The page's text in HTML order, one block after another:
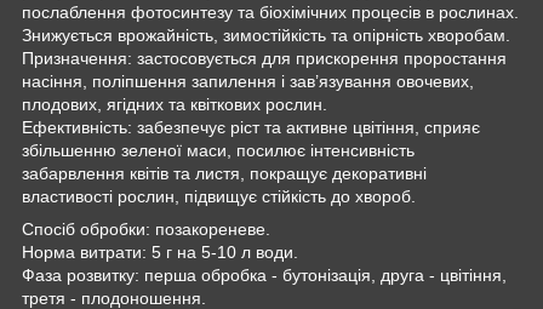
послаблення фотосинтезу та біохімічних процесів в рослинах.
Знижується врожайність, зимостійкість та опірність хворобам.
Призначення: застосовується для прискорення проростання
насіння, поліпшення запилення і зав’язування овочевих,
плодових, ягідних та квіткових рослин.
Ефективність: забезпечує ріст та активне цвітіння, сприяє
збільшенню зеленої маси, посилює інтенсивність
забарвлення квітів та листя, покращує декоративні
властивості рослин, підвищує стійкість до хвороб.
Спосіб обробки: позакореневе.
Норма витрати: 5 г на 5-10 л води.
Фаза розвитку: перша обробка - бутонізація, друга - цвітіння,
третя - плодоношення.